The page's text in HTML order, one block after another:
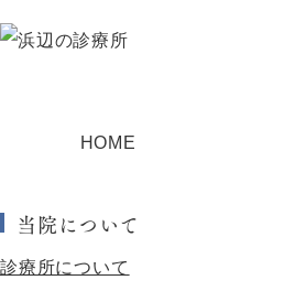
HOME
当院について
診療所について